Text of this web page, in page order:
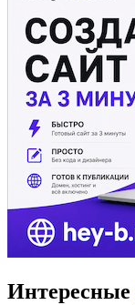
Интересные